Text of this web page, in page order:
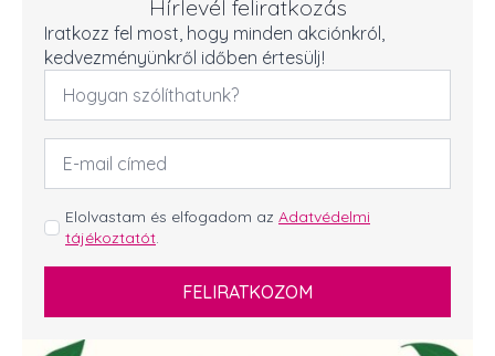
Hírlevél feliratkozás
Iratkozz fel most, hogy minden akciónkról,
kedvezményünkről időben értesülj!
Név
Email
cím
GDPR
*
Elolvastam és elfogadom az Adatvédelmi
tájékoztatót.
FELIRATKOZOM